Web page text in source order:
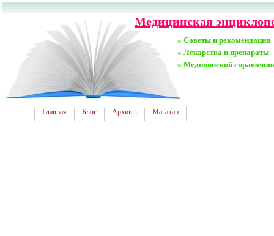
Медицинская
» Советы и рекомендации
» Лекарства и препараты
» Медицинский
Главная Блог Архивы Магазин